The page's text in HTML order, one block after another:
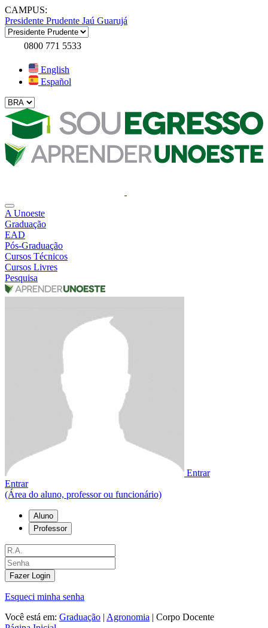
CAMPUS:
Presidente Prudente Jaú Guarujá
0800 771 5533
English
Español
A Unoeste
Graduação
EAD
Pós-Graduação
Cursos Técnicos
Cursos Livres
Pesquisa
Entrar
Entrar
(Área do aluno, professor ou funcionário)
Aluno
Professor
Fazer Login
Esqueci minha senha
Você está em: Graduação | Agronomia | Corpo Docente